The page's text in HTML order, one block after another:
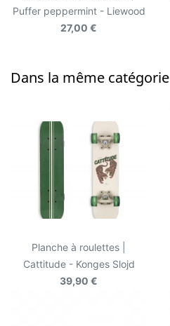
Puffer peppermint - Liewood
27,00 €
Dans la même catégorie
Planche à roulettes |
Cattitude - Konges Slojd
39,90 €